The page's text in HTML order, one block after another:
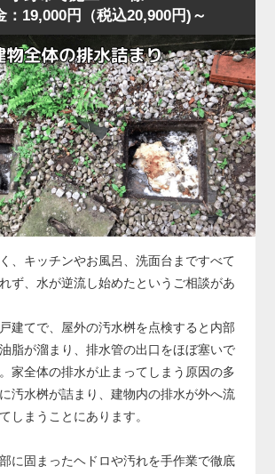
に回復しました。
は「異物は見えなくても奥で止まってい
無理に押し流そうとすると状態が悪化す
し、子どもが触れやすい物はトイレ周辺
意点もご案内しました。
明らかに排水経路の奥に問題がある様
よくありますが、こうした「慢性的な詰
ではなく配管側に原因があることが多
や薬剤では根本的に改善しません。
器の手前では改善できないと判断し、便
て配管へ直接アクセスする方法を選択し
管の奥を確認すると、長年の汚れや固形
のカーブ部分で厚く堆積し、水の流れを
状態。
を繰り返すため、業務用のトーラー（ワ
機）を使用し、固着した詰まりを貫通・
施しました。
固まりが崩れ、通水が一気に改善。
トでも安定した流れが確認できました。
な配管内部の詰まりが悪化すると、トー
ないほど硬化した状態になることがあ
管の交換が必要になります。
早めの対応が非常に重要です。
：19,000円（税込20,900円)～
、キッチンやお風呂、洗面台まですべて
ず、水が逆流し始めたというご相談があ
建てで、屋外の汚水桝を点検すると内部
脂が溜まり、排水管の出口をほぼ塞いで
家全体の排水が止まってしまう原因の多
汚水桝が詰まり、建物内の排水が外へ流
しまうことにあります。
に固まったヘドロや汚れを手作業で徹底